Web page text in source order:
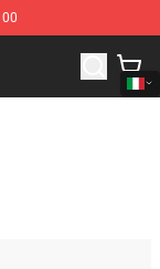
Merchandise Shop